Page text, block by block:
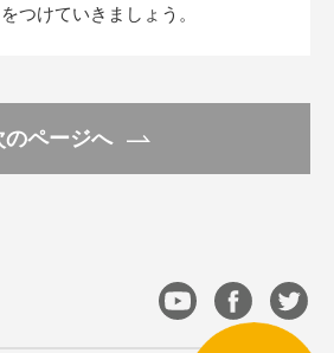
つけていきましょう。
のページへ